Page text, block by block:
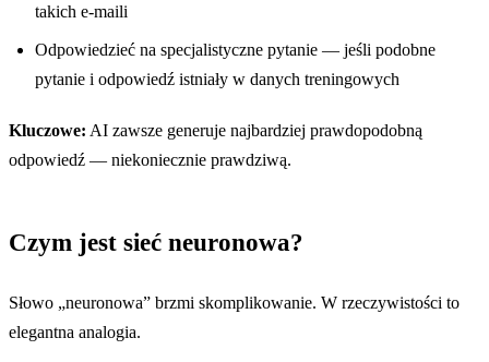
takich e-maili
Odpowiedzieć na specjalistyczne pytanie — jeśli podobne
pytanie i odpowiedź istniały w danych treningowych
Kluczowe: AI zawsze generuje najbardziej prawdopodobną
odpowiedź — niekoniecznie prawdziwą.
Czym jest sieć neuronowa?
Słowo „neuronowa” brzmi skomplikowanie. W rzeczywistości to
elegantna analogia.